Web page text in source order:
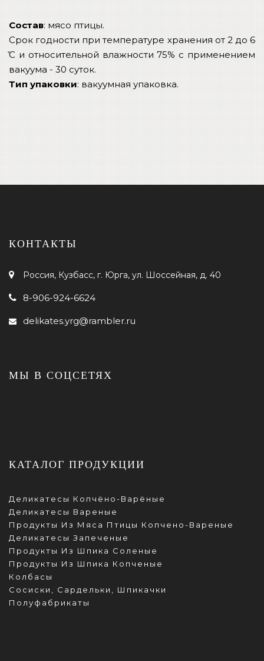
Состав: мясо птицы.
Срок годности при температуре хранения от 2 до 6
̊С и относительной влажности 75% с применением
вакуума - 30 суток.
Тип упаковки: вакуумная упаковка.
КОНТАКТЫ
Россия, Кузбасс, г. Юрга, ул. Шоссейная, д. 40
8-906-924-6624
delikates.yrg@rambler.ru
МЫ В СОЦСЕТЯХ
КАТАЛОГ ПРОДУКЦИИ
Деликатесы Копчёно-Варёные
Деликатесы Вареные
Продукты Из Мяса Птицы Копчено-Вареные
Деликатесы Запеченые
Продукты Из Шпика Соленые
Продукты Из Шпика Копченые
Колбасы
Сосиски, Сардельки, Шпикачки
Полуфабрикаты